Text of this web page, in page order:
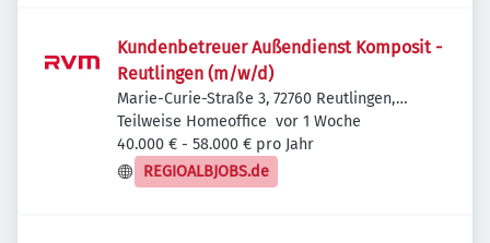
Kundenbetreuer Außendienst Komposit -
Reutlingen (m/w/d)
Marie-Curie-Straße 3, 72760 Reutlingen,
Deutschland
Teilweise Homeoffice Veröffentlicht
vor 1 Woche
40.000 € - 58.000 € pro Jahr
REGIOALBJOBS.de